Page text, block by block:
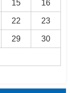
15 16
22 23
29 30